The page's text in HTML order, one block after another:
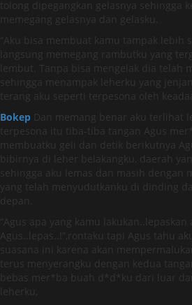
tolong dipegangkan gelasnya sehingga
memegang gelasnya dan gelasku.
“Aku bisa membuat kamu tampak lebih
langsung memegang rambutku yang
lembut. Tanpa bisa mengelak dia telah
sehingga menampak leherku yang
terang aku seperti terpesona oleh
Bokep Dan memang benar aku terlihat
terpesona itu tiba-tiba tangan Agus
membuatku geli dan detik berikutnya
bibirnya di leher belakangku, daerah
sehingga aku lemas dan masih dengan
yang telah menyudutkanku di dinding
depan.
“Agus apa yang kamu lakukan..lepaskan
Agus..lepas..!”,rontaku tapi Agus tahu
suasana ini karena akan
terus menyerangku dengan kedua
bebas mer*ba buah d*d*ku dari luar
leherku,